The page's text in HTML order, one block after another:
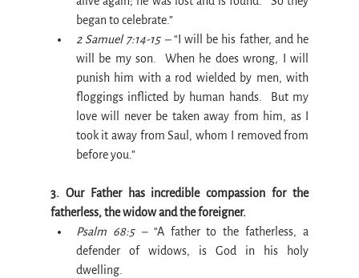
began to celebrate.”
2 Samuel 7:14-15 – “I will be his father, and he
will be my son.  When he does wrong, I will
punish him with a rod wielded by men, with
floggings inflicted by human hands.  But my
love will never be taken away from him, as I
took it away from Saul, whom I removed from
before you.”
3. Our Father has incredible compassion for the
fatherless, the widow and the foreigner.
Psalm 68:5 – “A father to the fatherless, a
defender of widows, is God in his holy
dwelling.